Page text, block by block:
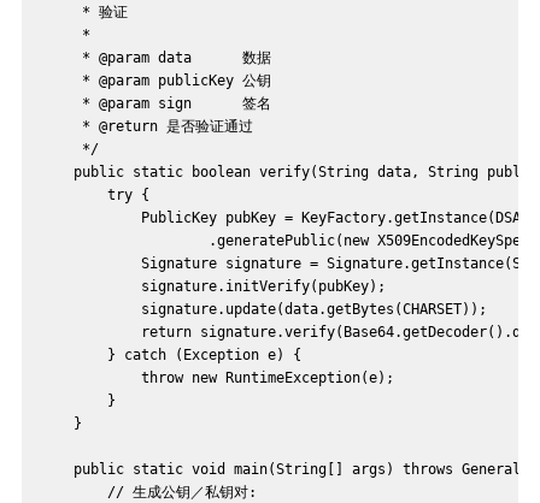
     * 验证
     *
     * @param data      数据
     * @param publicKey 公钥
     * @param sign      签名
     * @return 是否验证通过
     */
public static boolean verify(String data, String
        try {
            PublicKey pubKey = KeyFactory.getInstance(DSA)
.generatePublic(new
Signature signature =
            signature.initVerify(pubKey);
            signature.update(data.getBytes(CHARSET));
return
        } catch (Exception e) {
            throw new RuntimeException(e);
        }
    }
public static void main(String[] args) throws
        // 生成公钥／私钥对: